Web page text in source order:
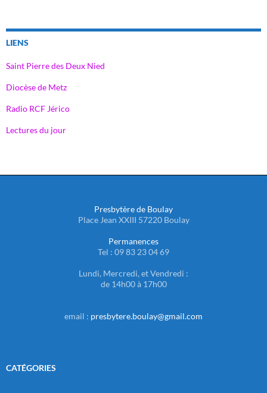
LIENS
Saint Pierre des Deux Nied
Diocèse de Metz
Radio RCF Jérico
Lectures du jour
Presbytère de Boulay
Place Jean XXIII 57220 Boulay
Permanences
Tel : 09 83 23 04 69
Lundi, Mercredi, et Vendredi :
de 14h00 à 17h00
email : presbytere.boulay@gmail.com
CATÉGORIES